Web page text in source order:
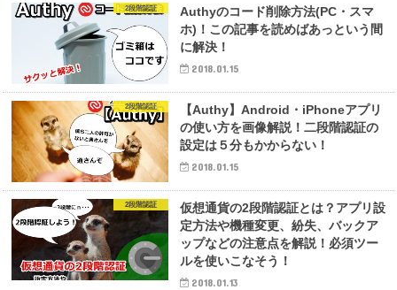
2段階認証
Authyのコード削除方法(PC・スマ
ホ)！この記事を読めばあっという間
に解決！
2018.01.15
2段階認証
【Authy】Android・iPhoneアプリ
の使い方を画像解説！二段階認証の
設定は５分もかからない！
2018.01.15
2段階認証
仮想通貨の2段階認証とは？アプリ設
定方法や機種変更、紛失、バックア
ップなどの注意点を解説！必須ツー
ルを使いこなそう！
2018.01.13